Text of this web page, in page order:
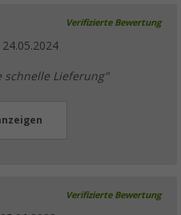
Verifizierte Bewertung
24.05.2024
schnelle Lieferung"
Verifizierte Bewertung